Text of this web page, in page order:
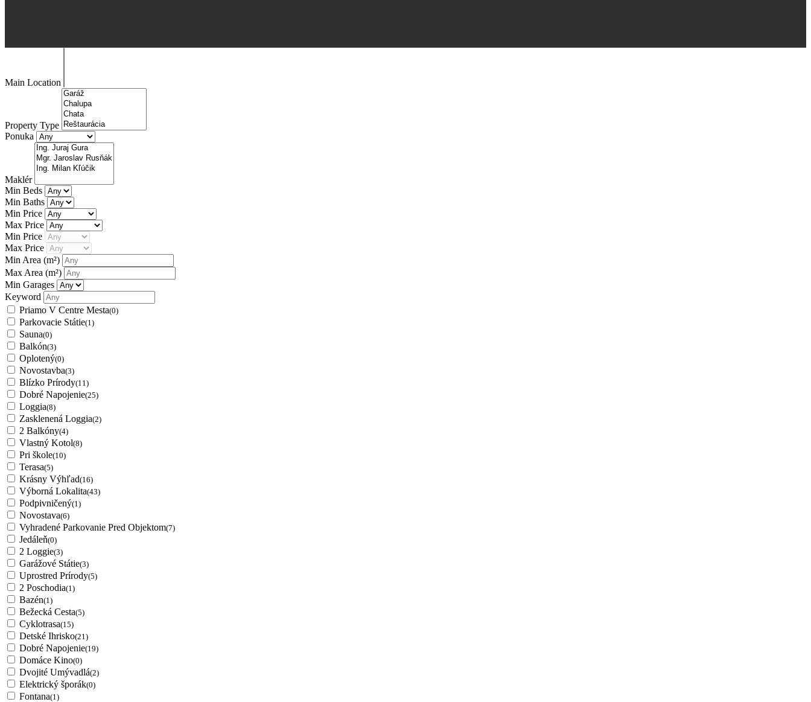
Main Location
Property Type
Ponuka
Maklér
Min Beds
Min Baths
Min Price
Max Price
Min Price
Max Price
Min Area (m²)
Max Area (m²)
Min Garages
Keyword
Priamo V Centre Mesta(0)
Parkovacie Státie(1)
Sauna(0)
Balkón(3)
Oplotený(0)
Novostavba(3)
Blízko Prírody(11)
Dobré Napojenie(25)
Loggia(8)
Zasklenená Loggia(2)
2 Balkóny(4)
Vlastný Kotol(8)
Pri škole(10)
Terasa(5)
Krásny Výhľad(16)
Výborná Lokalita(43)
Podpivničený(1)
Novostava(6)
Vyhradené Parkovanie Pred Objektom(7)
Jedáleň(0)
2 Loggie(3)
Garážové Státie(3)
Uprostred Prírody(5)
2 Poschodia(1)
Bazén(1)
Bežecká Cesta(5)
Cyklotrasa(15)
Detské Ihrisko(21)
Dobré Napojenie(19)
Domáce Kino(0)
Dvojité Umývadlá(2)
Elektrický šporák(0)
Fontana(1)